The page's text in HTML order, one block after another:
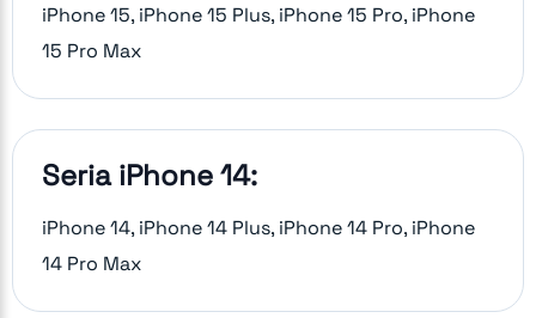
iPhone 15, iPhone 15 Plus, iPhone 15 Pro, iPhone
15 Pro Max
Seria iPhone 14:
iPhone 14, iPhone 14 Plus, iPhone 14 Pro, iPhone
14 Pro Max